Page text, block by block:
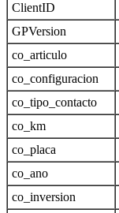
ClientID
GPVersion
co_articulo
co_configuracion
co_tipo_contacto
co_km
co_placa
co_ano
co_inversion